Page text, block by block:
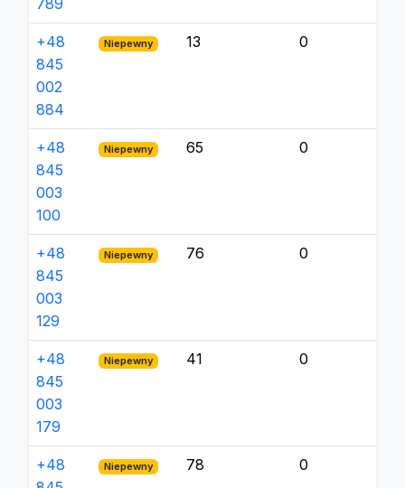
789
+48
845
002
884
Niepewny 13 0
+48
845
003
100
Niepewny 65 0
+48
845
003
129
Niepewny 76 0
+48
845
003
179
Niepewny 41 0
+48
Niepewny 78 0